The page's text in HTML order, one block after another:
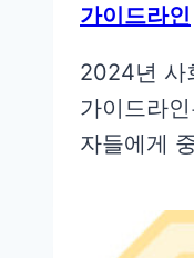
가이드라인
2024년 사
가이드라
자들에게